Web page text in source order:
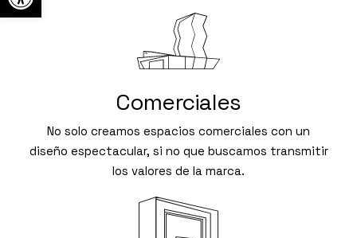
Comerciales
No solo creamos espacios comerciales con un
diseño espectacular, si no que buscamos transmitir
los valores de la marca.